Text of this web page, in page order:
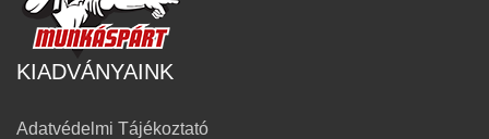
KIADVÁNYAINK
Adatvédelmi Tájékoztató